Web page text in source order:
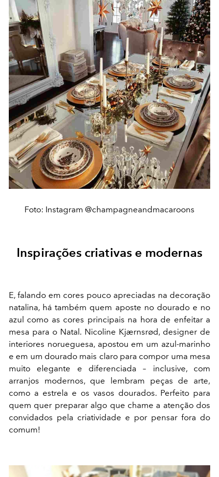
Foto: Instagram @champagneandmacaroons
Inspirações criativas e modernas
E, falando em cores pouco apreciadas na decoração
natalina, há também quem aposte no dourado e no
azul como as cores principais na hora de enfeitar a
mesa para o Natal. Nicoline Kjærnsrød, designer de
interiores norueguesa, apostou em um azul-marinho
e em um dourado mais claro para compor uma mesa
muito elegante e diferenciada – inclusive, com
arranjos modernos, que lembram peças de arte,
como a estrela e os vasos dourados. Perfeito para
quem quer preparar algo que chame a atenção dos
convidados pela criatividade e por pensar fora do
comum!